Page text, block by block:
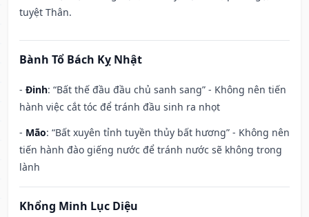
tuyệt Thân.
Bành Tổ Bách Kỵ Nhật
- Đinh: “Bất thế đầu đầu chủ sanh sang” - Không nên tiến
hành việc cắt tóc để tránh đầu sinh ra nhọt
- Mão: “Bất xuyên tỉnh tuyền thủy bất hương” - Không nên
tiến hành đào giếng nước để tránh nước sẽ không trong
lành
Khổng Minh Lục Diệu